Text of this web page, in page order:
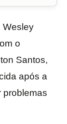
Wesley
o
Santos,
após a
problemas